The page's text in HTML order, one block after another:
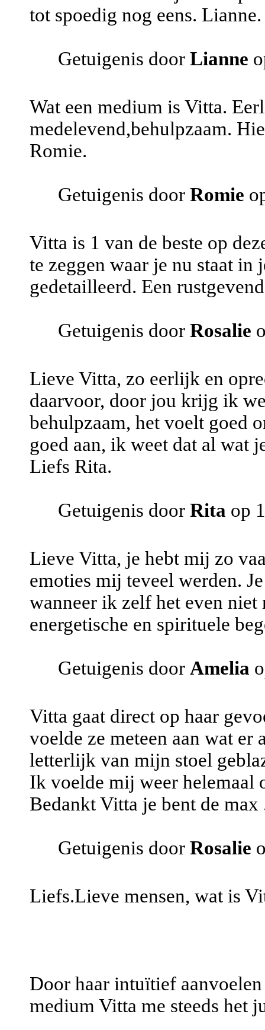
tot spoedig nog eens. Lianne.
Getuigenis door Lianne
Wat een medium is Vitta.
medelevend,behulpzaam.
Romie.
Getuigenis door Romie
Vitta is 1 van de beste op
te zeggen waar je nu staat in
gedetailleerd. Een
Getuigenis door Rosalie
Lieve Vitta, zo eerlijk en
daarvoor, door jou krijg ik
behulpzaam, het voelt goed
goed aan, ik weet dat al wat
Liefs Rita.
Getuigenis door Rita op
Lieve Vitta, je hebt mij zo
emoties mij teveel werden.
wanneer ik zelf het even
energetische en spirituele
Getuigenis door Amelia
Vitta gaat direct op haar
voelde ze meteen aan wat er
letterlijk van mijn stoel
Ik voelde mij weer helemaal
Bedankt Vitta je bent de max
Getuigenis door Rosalie
Liefs.Lieve mensen, wat is
Door haar intuïtief
medium Vitta me steeds het